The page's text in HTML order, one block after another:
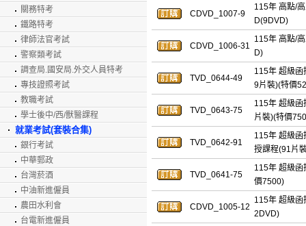
關務特考
鐵路特考
律師法官考試
警察類考試
調查局.國安局.外交人員特考
專技證照考試
教職考試
學士後中/西/獸醫課程
就業考試(套裝合集)
銀行考試
中華郵政
台灣菸酒
中油新進僱員
農田水利會
台電新進僱員
CDVD_1007-9
115年 高點/
D(9DVD)
CDVD_1006-31
115年 高點/
D)
TVD_0644-49
115年 超級函
9片裝)(特價
TVD_0643-75
115年 超級函
片裝)(特價
TVD_0642-91
115年 超級函
授課程(91片
TVD_0641-75
115年 超級函
價7500)
CDVD_1005-12
115年 超級函
2DVD)